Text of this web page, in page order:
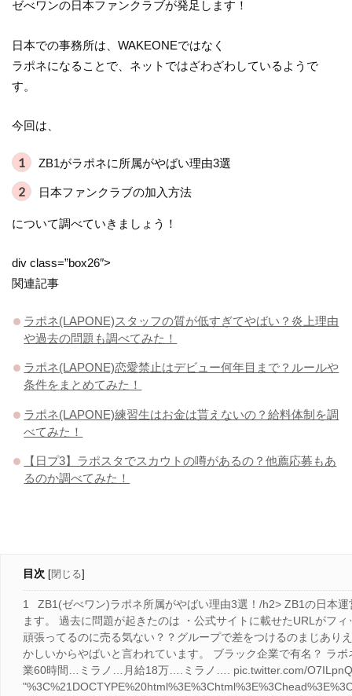
ゼべワンの日本ファンクラブが発足します！
日本での事務所は、WAKEONEではなく
ラポネになることで、ネットではざわざわしているようで
す。
今回は、
ZB1がラポネに所属がやばい理由3選
日本ファンクラブの加入方法
について調べていきましょう！
div class=”box26″>
関連記事
ラポネ(LAPONE)スタッフの質が低すぎてやばい？炎上理由
や過去の問題も調べてみた！
ラポネ(LAPONE)恋愛禁止はデビュー何年目まで？ルールや
条件をまとめてみた！
ラポネ(LAPONE)練習生はお金は貰えないの？給料体制を調
べてみた！
【日プ3】ラポスタでスカウトの噂があるの？他薦応募もあ
るのか調べてみた！
目次 [閉じる]
1
ZB1(ゼべワン)ラポネ所属がやばい理由3選！/h2> ZB1の日本
ます。 過去に問題が起きたのは ・公式サイトに載せたURLがフ
頑張ってるのに売る気ない？？グループで差をつけるのまじあ
かしいからやばいと言われています。 ブラック企業で有名？ ラ
業60時間…ミラノ…月給18万….ミラノ…. pic.twitter.com/